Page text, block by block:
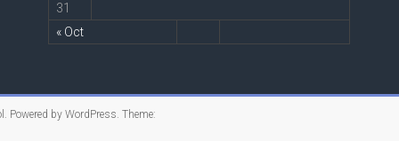
« Oct
31
. Powered by WordPress. Theme: